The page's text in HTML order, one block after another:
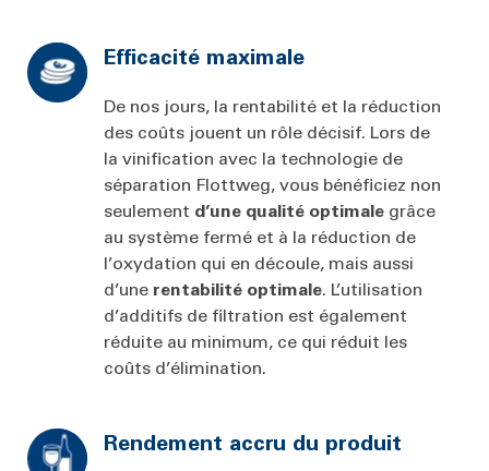
Efficacité maximale
De nos jours, la rentabilité et la réduction
des coûts jouent un rôle décisif. Lors de
la vinification avec la technologie de
séparation Flottweg, vous bénéficiez non
seulement d’une qualité optimale grâce
au système fermé et à la réduction de
l’oxydation qui en découle, mais aussi
d’une rentabilité optimale. L’utilisation
d’additifs de filtration est également
réduite au minimum, ce qui réduit les
coûts d’élimination.
Rendement accru du produit